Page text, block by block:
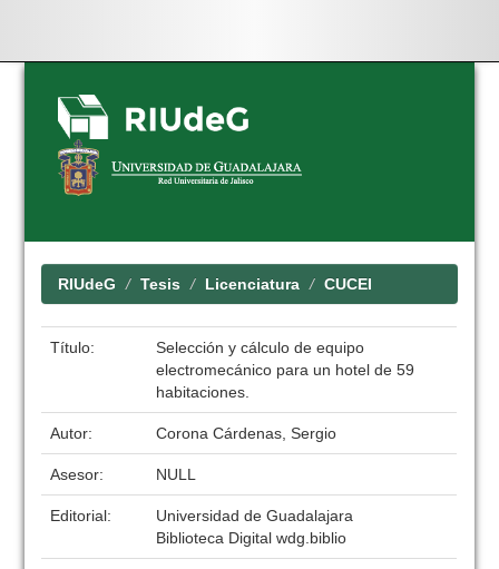
Skip
navigation
RIUdeG Tesis Licenciatura CUCEI
Título:
Selección y cálculo de equipo
electromecánico para un hotel de 59
habitaciones.
Autor: Corona Cárdenas, Sergio
Asesor: NULL
Editorial:
Universidad de Guadalajara
Biblioteca Digital wdg.biblio